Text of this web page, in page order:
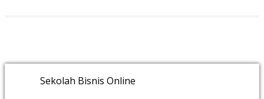
Sekolah Bisnis Online